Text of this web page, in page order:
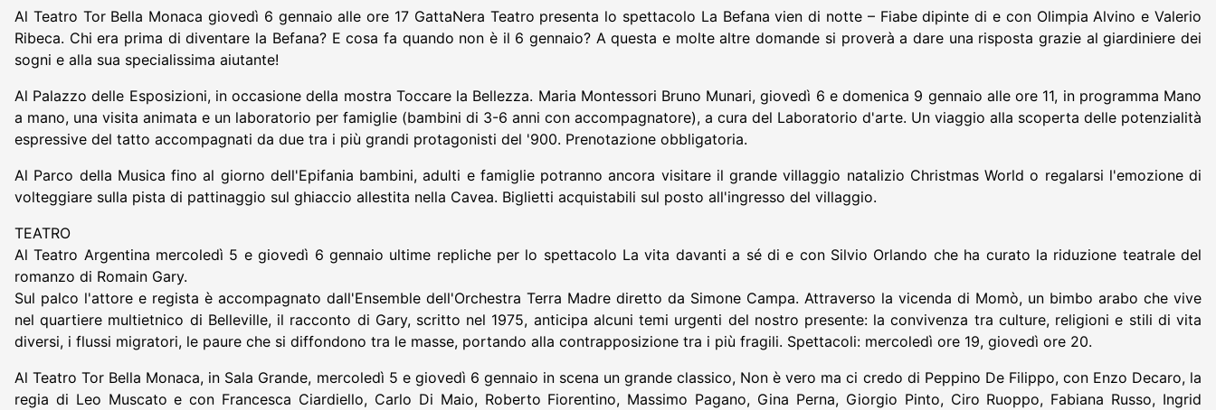
Al Teatro Tor Bella Monaca giovedì 6 gennaio alle ore 17 GattaNera Teatro presenta lo spettacolo La Befana vien di notte – Fiabe dipinte di e con Olimpia Alvino e Valerio
Ribeca. Chi era prima di diventare la Befana? E cosa fa quando non è il 6 gennaio? A questa e molte altre domande si proverà a dare una risposta grazie al giardiniere dei
sogni e alla sua specialissima aiutante!
Al Palazzo delle Esposizioni, in occasione della mostra Toccare la Bellezza. Maria Montessori Bruno Munari, giovedì 6 e domenica 9 gennaio alle ore 11, in programma Mano
a mano, una visita animata e un laboratorio per famiglie (bambini di 3-6 anni con accompagnatore), a cura del Laboratorio d'arte. Un viaggio alla scoperta delle potenzialità
espressive del tatto accompagnati da due tra i più grandi protagonisti del '900. Prenotazione obbligatoria.
Al Parco della Musica fino al giorno dell'Epifania bambini, adulti e famiglie potranno ancora visitare il grande villaggio natalizio Christmas World o regalarsi l'emozione di
volteggiare sulla pista di pattinaggio sul ghiaccio allestita nella Cavea. Biglietti acquistabili sul posto all'ingresso del villaggio.
TEATRO
Al Teatro Argentina mercoledì 5 e giovedì 6 gennaio ultime repliche per lo spettacolo La vita davanti a sé di e con Silvio Orlando che ha curato la riduzione teatrale del
romanzo di Romain Gary.
Sul palco l'attore e regista è accompagnato dall'Ensemble dell'Orchestra Terra Madre diretto da Simone Campa. Attraverso la vicenda di Momò, un bimbo arabo che vive
nel quartiere multietnico di Belleville, il racconto di Gary, scritto nel 1975, anticipa alcuni temi urgenti del nostro presente: la convivenza tra culture, religioni e stili di vita
diversi, i flussi migratori, le paure che si diffondono tra le masse, portando alla contrapposizione tra i più fragili. Spettacoli: mercoledì ore 19, giovedì ore 20.
Al Teatro Tor Bella Monaca, in Sala Grande, mercoledì 5 e giovedì 6 gennaio in scena un grande classico, Non è vero ma ci credo di Peppino De Filippo, con Enzo Decaro, la
regia di Leo Muscato e con Francesca Ciardiello, Carlo Di Maio, Roberto Fiorentino, Massimo Pagano, Gina Perna, Giorgio Pinto, Ciro Ruoppo, Fabiana Russo, Ingrid